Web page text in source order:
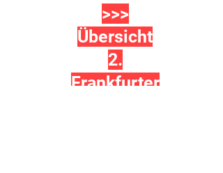
>>>
Übersicht
2.
Frankfurter